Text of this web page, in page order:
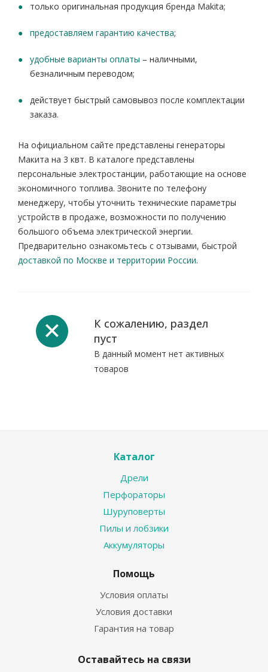
только оригинальная продукция бренда Makita;
предоставляем гарантию качества;
удобные варианты оплаты – наличными,
безналичным переводом;
действует быстрый самовывоз после комплектации
заказа.
На официальном сайте представлены генераторы
Макита на 3 квт. В каталоге представлены
персональные электростанции, работающие на основе
экономичного топлива. Звоните по телефону
менеджеру, чтобы уточнить технические параметры
устройств в продаже, возможности по получению
большого объема электрической энергии.
Предварительно ознакомьтесь с отзывами, быстрой
доставкой по Москве и территории России.
К сожалению, раздел
пуст
В данный момент нет активных
товаров
Каталог
Дрели
Перфораторы
Шуруповерты
Пилы и лобзики
Аккумуляторы
Помощь
Условия оплаты
Условия доставки
Гарантия на товар
Оставайтесь на связи